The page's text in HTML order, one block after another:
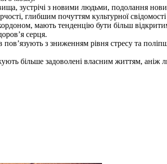
зустрічі з новими людьми, подолання
глибшим почуттям культурної
мають тенденцію бути більш
серця.
з зниженням рівня стресу та
більше задоволені власним життям, аніж